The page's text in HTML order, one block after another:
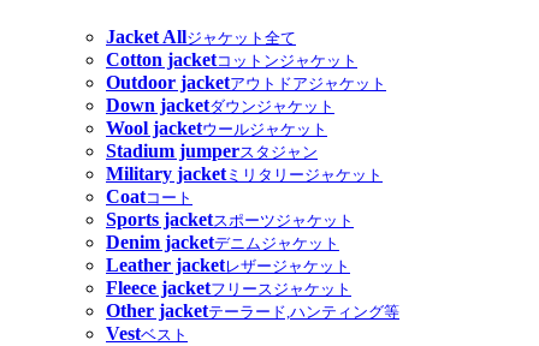
Jacket Allジャケット全て
Cotton jacketコットンジャケット
Outdoor jacketアウトドアジャケット
Down jacketダウンジャケット
Wool jacketウールジャケット
Stadium jumperスタジャン
Military jacketミリタリージャケット
Coatコート
Sports jacketスポーツジャケット
Denim jacketデニムジャケット
Leather jacketレザージャケット
Fleece jacketフリースジャケット
Other jacketテーラード,ハンティング等
Vestベスト